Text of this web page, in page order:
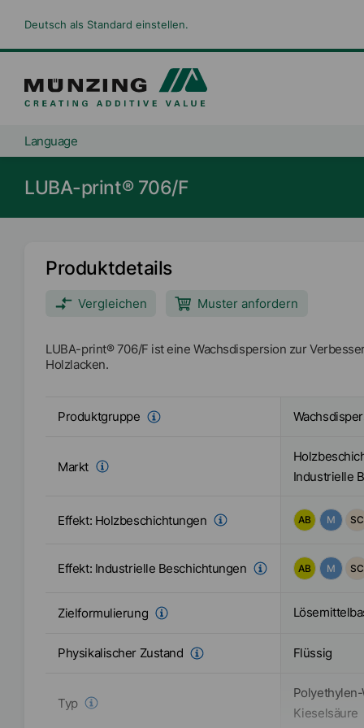
Deutsch als Standard einstellen.
Language
LUBA-print® 706/F
Produktdetails
Vergleichen Muster anfordern
LUBA-print® 706/F ist eine Wachsdispersion zur
Holzlacken.
Produktgruppe
Markt
Industrielle
Effekt: Holzbeschichtungen AB M SC
Effekt: Industrielle Beschichtungen AB M SC
Zielformulierung
Physikalischer Zustand Flüssig
Typ
Polyethylen-
Kieselsäure